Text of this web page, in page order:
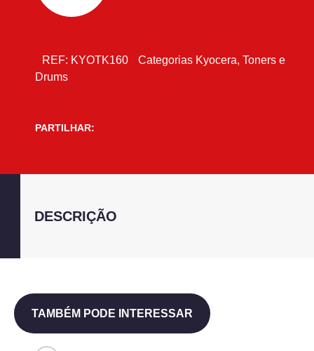
REF: KYOTK160 Categorias Kyocera, Toners e
Drums
PARTILHAR:
DESCRIÇÃO
TAMBÉM PODE INTERESSAR